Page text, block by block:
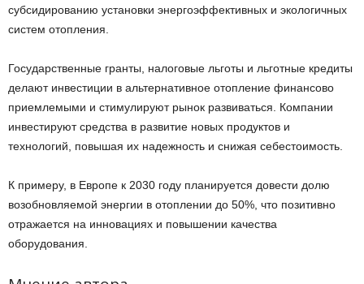
субсидированию установки энергоэффективных и экологичных
систем отопления.
Государственные гранты, налоговые льготы и льготные кредиты
делают инвестиции в альтернативное отопление финансово
приемлемыми и стимулируют рынок развиваться. Компании
инвестируют средства в развитие новых продуктов и
технологий, повышая их надежность и снижая себестоимость.
К примеру, в Европе к 2030 году планируется довести долю
возобновляемой энергии в отоплении до 50%, что позитивно
отражается на инновациях и повышении качества
оборудования.